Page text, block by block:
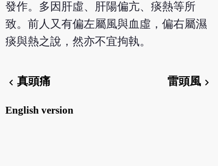
發作。多因肝虛、肝陽偏亢、痰熱等所
致。前人又有偏左屬風與血虛，偏右屬濕
痰與熱之說，然亦不宜拘執。
chevron_left真頭痛 雷頭風chevron_right
English version